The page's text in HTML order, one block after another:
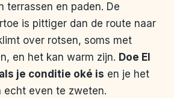
terrassen en paden. De
is pittiger dan de route naar
over rotsen, soms met
en het kan warm zijn. Doe El
je conditie oké is en je het
echt even te zweten.